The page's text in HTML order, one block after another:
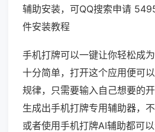
辅助安装，可QQ搜索申请
件安装教程
手机打牌可以一键让你轻松成
十分简单，打开这个应用便可
规律，只需要输入自己想要的
生成出手机打牌专用辅助器，
或者使用手机打牌AI辅助都可以